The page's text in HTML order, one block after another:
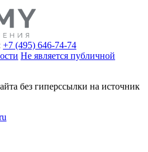
+7 (495) 646-74-74
Не является публичной
без гиперссылки на источник